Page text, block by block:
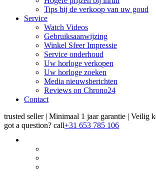
Tips bij de verkoop van uw goud
Service
Watch Videos
Gebruiksaanwijzing
Winkel Sfeer Impressie
Service onderhoud
Uw horloge verkopen
Uw horloge zoeken
Media nieuwsberichten
Reviews on Chrono24
Contact
trusted seller | Minimaal 1 jaar garantie | Veilig
got a question? call+31 653 785 106